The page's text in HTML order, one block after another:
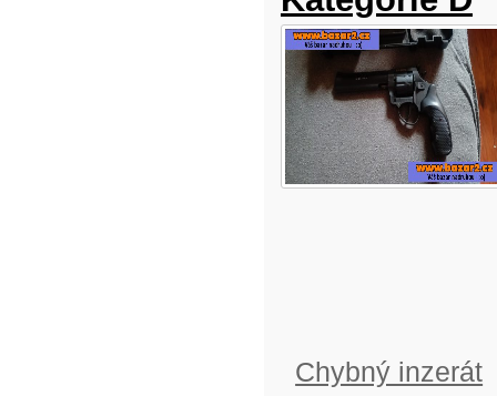
Chybný inzerát